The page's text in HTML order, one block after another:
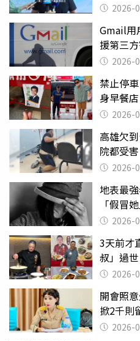
2026-
Gmail用
援第三
2026-
禁止停
身早餐
2026-
高雄欠
院都受
曝光2026-
地表最
「假冒
2026-
3天前才
叔」過
理 2026-
開會照
掀2千則
2026-